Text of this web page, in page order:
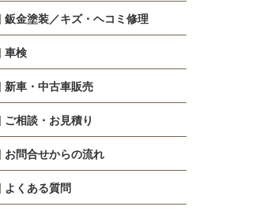
鈑金塗装／キズ・ヘコミ修理
車検
新車・中古車販売
ご相談・お見積り
お問合せからの流れ
よくある質問